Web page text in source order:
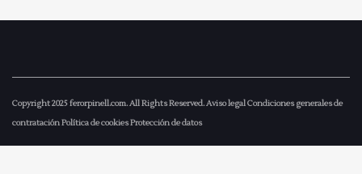
Copyright 2025ferorpinell.com. All Rights Reserved.Aviso legalCondiciones generales de
contrataciónPolítica de cookiesProtección de datos